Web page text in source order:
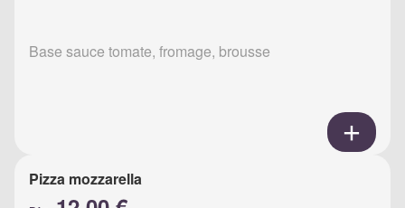
Base sauce tomate, fromage, brousse
Pizza mozzarella